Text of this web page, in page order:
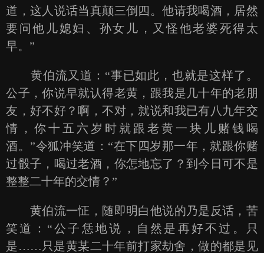
道，这人说话当真颠三倒四。他请我喝酒，居然
要问他儿媳妇、孙女儿，又怪他老婆死得太
早。”
黄伯流又道：“事已如此，也就是这样了。
公子，你说早就认得老黄，跟我是几十年的老朋
友，好不好？啊，不对，就说和我已有八九年交
情，你十五六岁时就跟老黄一块儿赌钱喝
酒。”令狐冲笑道：“在下四岁那一年，就跟你赌
过骰子，喝过老酒，你怎地忘了？到今日可不是
整整二十年的交情？”
黄伯流一怔，随即明白他说的乃是反话，苦
笑道：“公子恁地说，自然是再好不过。只
是……只是黄某二十年前打家劫舍，做的都是见